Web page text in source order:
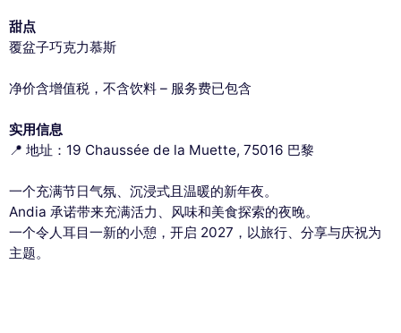
甜点
覆盆子巧克力慕斯
净价含增值税，不含饮料 – 服务费已包含
实用信息
📍 地址：19 Chaussée de la Muette, 75016 巴黎
一个充满节日气氛、沉浸式且温暖的新年夜。
Andia 承诺带来充满活力、风味和美食探索的夜晚。
一个令人耳目一新的小憩，开启 2027，以旅行、分享与庆祝为
主题。